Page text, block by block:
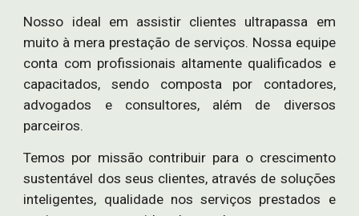
Nosso ideal em assistir clientes ultrapassa em
muito à mera prestação de serviços. Nossa equipe
conta com profissionais altamente qualificados e
capacitados, sendo composta por contadores,
advogados e consultores, além de diversos
parceiros.
Temos por missão contribuir para o crescimento
sustentável dos seus clientes, através de soluções
inteligentes, qualidade nos serviços prestados e